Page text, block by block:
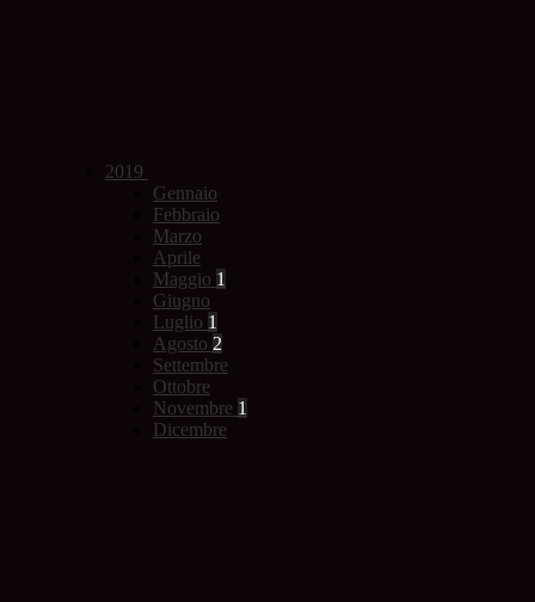
2019
Gennaio
Febbraio
Marzo
Aprile
Maggio 1
Giugno
Luglio 1
Agosto 2
Settembre
Ottobre
Novembre 1
Dicembre